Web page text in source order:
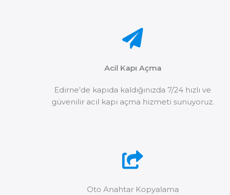
Acil Kapı Açma
Edirne’de kapıda kaldığınızda 7/24 hızlı ve
güvenilir acil kapı açma hizmeti sunuyoruz.
Oto Anahtar Kopyalama